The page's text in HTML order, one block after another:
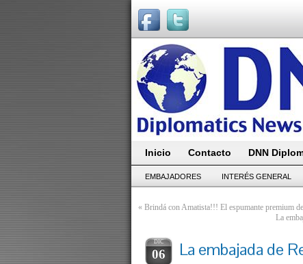
Inicio Contacto DNN
EMBAJADORES INTERÉS GENERAL
« Brindá con Amatista!!! El espumante premium
La
DIC
06
La embajada de